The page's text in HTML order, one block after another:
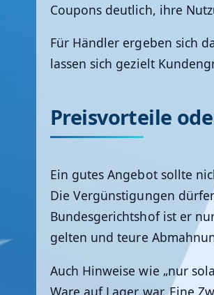
Coupons deutlich, ihre
Für Händler ergeben sich
lassen sich gezielt
Preisvorteile
Ein gutes Angebot sollte
Die Vergünstigungen
Bundesgerichtshof ist er
gelten und teure
Auch Hinweise wie „nur
Ware auf Lager war. Eine